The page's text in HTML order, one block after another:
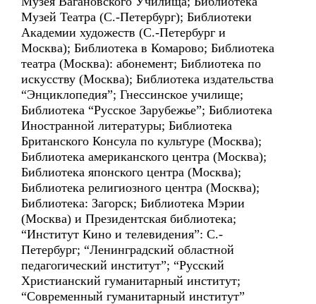
Музей Театра (С.-Петербург); Библиотеки
Академии художеств (С.-Петербург и
Москва); Библиотека в Комарово; Библиотека
театра (Москва): абонемент; Библиотека по
искусству (Москва); Библиотека издательства
“Энциклопедия”; Гнессинское училище;
Библиотека “Русское Зарубежье”; Библиотека
Иностранной литературы; Библиотека
Британского Консула по культуре (Москва);
Библиотека американского центра (Москва);
Библиотека японского центра (Москва);
Библиотека религиозного центра (Москва);
Библиотека: Загорск; Библиотека Мэрии
(Москва) и Президентская библиотека;
“Институт Кино и телевидения”: С.-
Петербург; “Ленинградский областной
педагогический институт”; “Русский
Христианский гуманитарный институт;
“Современный гуманитарный институт”